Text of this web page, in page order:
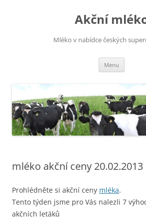
Akční
Mléko v nabídce českých
Menu
mléko akční ceny 20.02.2013
Prohlédněte si akční ceny mléka.
Tento týden jsme pro Vás nalezli 7
akčních letáků